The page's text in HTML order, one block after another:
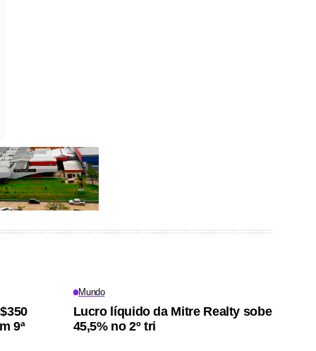
9ª
Mundo
Lucro líquido da Mitre Realty sobe
45,5% no 2º tri